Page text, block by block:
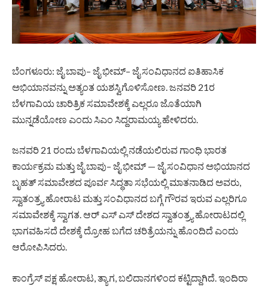
ಬೆಂಗಳೂರು: ಜೈ ಬಾಪು– ಜೈ ಭೀಮ್– ಜೈ ಸಂವಿಧಾನದ ಐತಿಹಾಸಿಕ
ಅಭಿಯಾನವನ್ನು ಅತ್ಯಂತ ಯಶಸ್ವಿಗೊಳಿಸೋಣ. ಜನವರಿ 21ರ
ಬೆಳಗಾವಿಯ ಚಾರಿತ್ರಿಕ ಸಮಾವೇಶಕ್ಕೆ ಎಲ್ಲರೂ ಜೊತೆಯಾಗಿ
ಮುನ್ನಡೆಯೋಣ ಎಂದು ಸಿಎಂ ಸಿದ್ದರಾಮಯ್ಯ ಹೇಳಿದರು.
ಜನವರಿ 21 ರಂದು ಬೆಳಗಾವಿಯಲ್ಲಿ ನಡೆಯಲಿರುವ ಗಾಂಧಿ ಭಾರತ
ಕಾರ್ಯಕ್ರಮ ಮತ್ತು ಜೈ ಬಾಪು– ಜೈ ಭೀಮ್ — ಜೈ ಸಂವಿಧಾನ ಅಭಿಯಾನದ
ಬೃಹತ್ ಸಮಾವೇಶದ ಪೂರ್ವ ಸಿದ್ಧತಾ ಸಭೆಯಲ್ಲಿ ಮಾತನಾಡಿದ ಅವರು,
ಸ್ವಾತಂತ್ರ್ಯ ಹೋರಾಟ ಮತ್ತು ಸಂವಿಧಾನದ ಬಗ್ಗೆ ಗೌರವ ಇರುವ ಎಲ್ಲರಿಗೂ
ಸಮಾವೇಶಕ್ಕೆ ಸ್ವಾಗತ. ಆರ್ ಎಸ್ ಎಸ್‌ ದೇಶದ ಸ್ವಾತಂತ್ರ್ಯ ಹೋರಾಟದಲ್ಲಿ
ಭಾಗವಹಿಸದೆ ದೇಶಕ್ಕೆ ದ್ರೋಹ ಬಗೆದ ಚರಿತ್ರೆಯನ್ನು ಹೊಂದಿದೆ ಎಂದು
ಆರೋಪಿಸಿದರು.
ಕಾಂಗ್ರೆಸ್ ಪಕ್ಷ ಹೋರಾಟ, ತ್ಯಾಗ, ಬಲಿದಾನಗಳಿಂದ ಕಟ್ಟಿದ್ದಾಗಿದೆ. ಇಂದಿರಾ